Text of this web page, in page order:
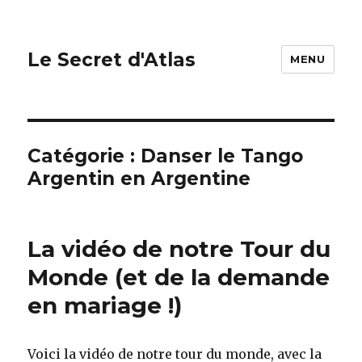
Le Secret d'Atlas MENU
Catégorie : Danser le Tango
Argentin en Argentine
La vidéo de notre Tour du
Monde (et de la demande
en mariage !)
Voici la vidéo de notre tour du monde, avec la